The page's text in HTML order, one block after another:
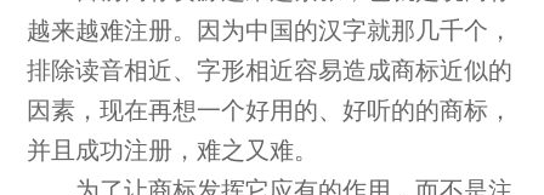
越来越难注册。因为中国的汉字就那几千个，
排除读音相近、字形相近容易造成商标近似的
因素，现在再想一个好用的、好听的的商标，
并且成功注册，难之又难。